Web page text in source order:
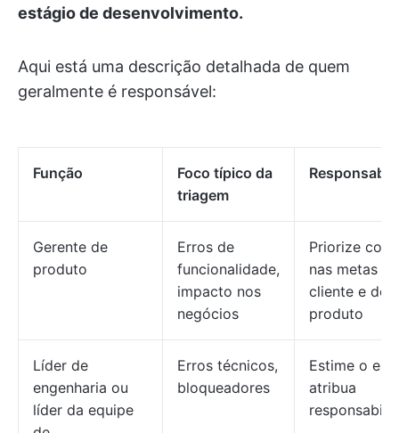
estágio de desenvolvimento.
Aqui está uma descrição detalhada de quem
geralmente é responsável:
Função
Foco típico da
triagem
Gerente de
produto
Erros de
funcionalidade,
impacto nos
negócios
Priorize com
nas metas do
cliente e do
produto
Líder de
engenharia ou
líder da equipe
Erros técnicos,
bloqueadores
Estime o
atribua